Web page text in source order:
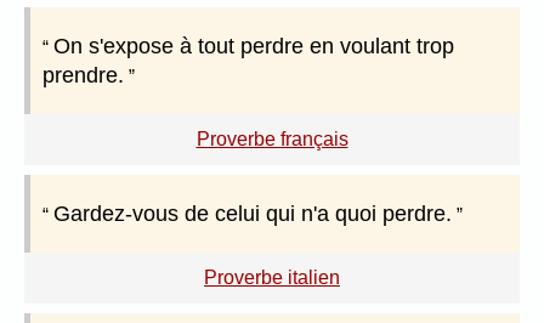
On s'expose à tout perdre en voulant trop
prendre.
Proverbe français
Gardez-vous de celui qui n'a quoi perdre.
Proverbe italien